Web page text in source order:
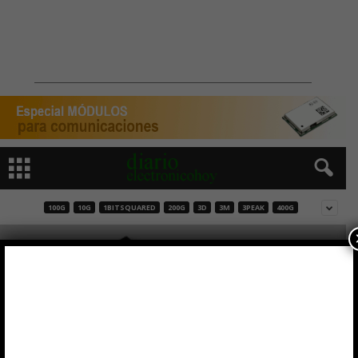
100G 10G 1BITSQUARED 200G 3D 3M 3PEAK 400G